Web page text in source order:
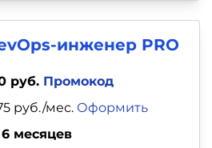
инженер PRO
руб. Промокод
6 месяцев
руб./мес. Оформить